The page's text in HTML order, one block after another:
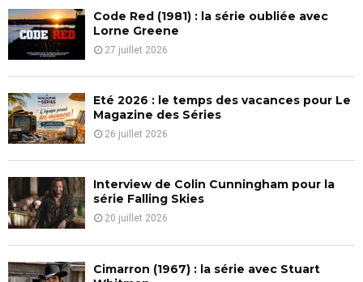
f
o
r
:
C
H
Code Red (1981) : la série oubliée avec
Lorne Greene
27 juillet 2026
Eté 2026 : le temps des vacances pour Le
Magazine des Séries
26 juillet 2026
Interview de Colin Cunningham pour la
série Falling Skies
20 juillet 2026
Cimarron (1967) : la série avec Stuart